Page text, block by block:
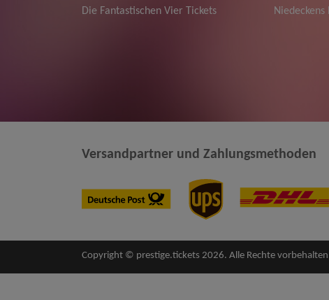
Die Fantastischen Vier Tickets
Niedeckens
Versandpartner und Zahlungsmethoden
Copyright © prestige.tickets 2026. Alle Rechte